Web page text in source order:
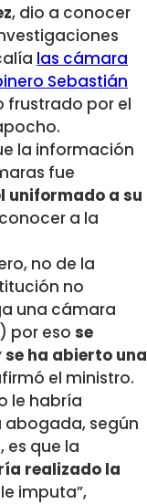
, dio a conocer
las cámara
Sebastián
frustrado por el
la información
fue
uniformado a su
a la
no de la
no
una cámara
por eso se
ha abierto una
el ministro.
le habría
según
es que la
realizado la
imputa”,